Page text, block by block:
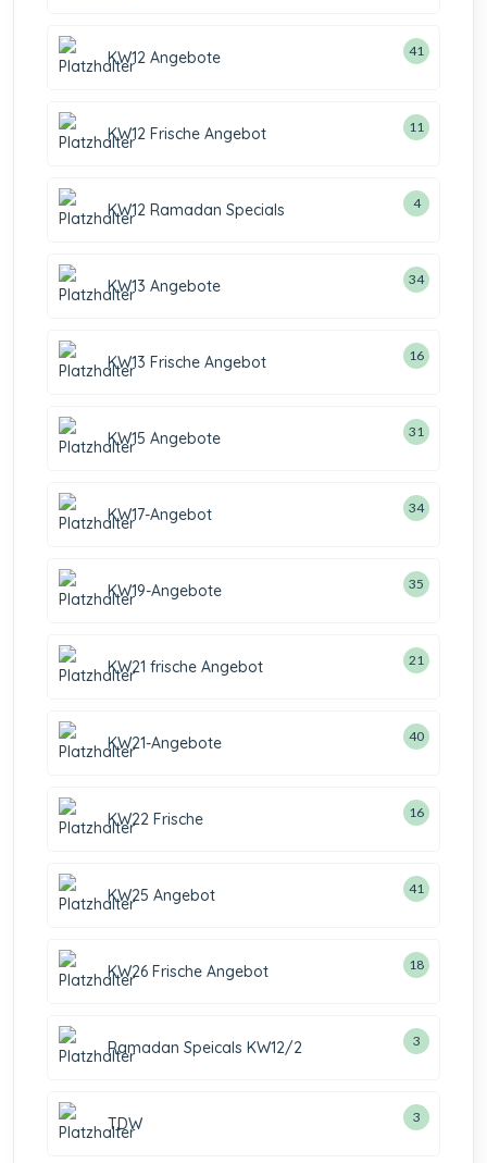
KW12 Angebote 41
KW12 Frische Angebot 11
KW12 Ramadan Specials 4
KW13 Angebote 34
KW13 Frische Angebot 16
KW15 Angebote 31
KW17-Angebot 34
KW19-Angebote 35
KW21 frische Angebot 21
KW21-Angebote 40
KW22 Frische 16
KW25 Angebot 41
KW26 Frische Angebot 18
Ramadan Speicals KW12/2 3
TDW 3